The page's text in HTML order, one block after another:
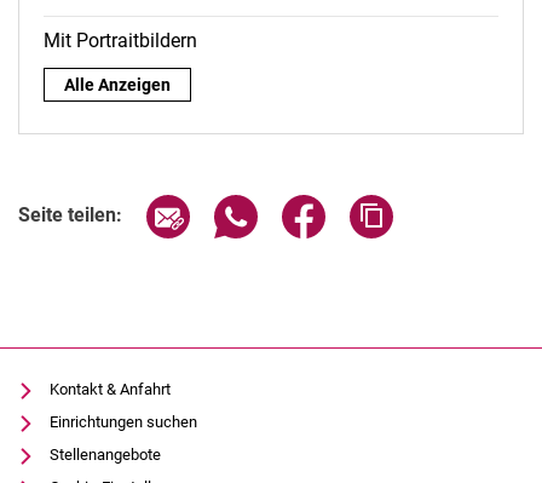
Mit Portraitbildern
Nach Rolle:
Alle Anzeigen
Seite teilen: Seite über E-Mail teilen
Seite über WhatsApp teilen
Seite über Facebook
Kontakt & Anfahrt
Einrichtungen suchen
Stellenangebote